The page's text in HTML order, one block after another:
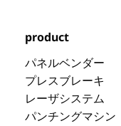
product
パネルベンダー
プレスブレーキ
レーザシステム
パンチングマシン